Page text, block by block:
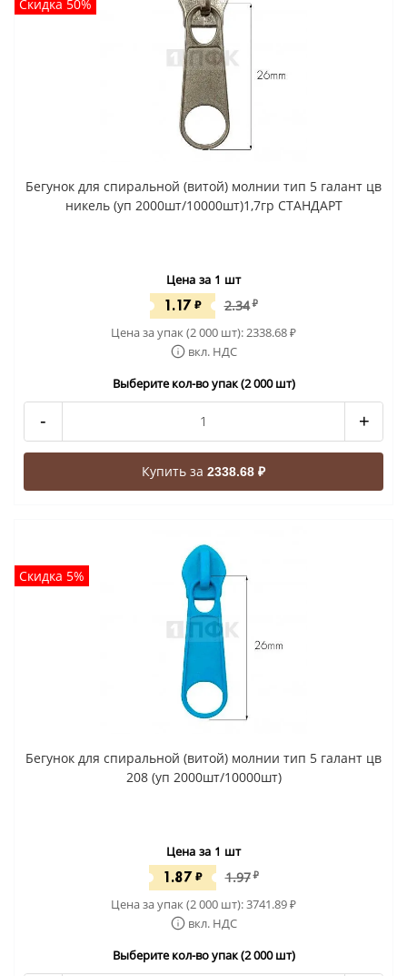
Скидка 50%
Бегунок для спиральной (витой) молнии тип 5 галант цв
никель (уп 2000шт/10000шт)1,7гр СТАНДАРТ
Цена за 1 шт
1.17 ₽ 2.34 ₽
Цена за упак (2 000 шт): 2338.68₽
вкл. НДС
Выберите кол-во упак (2 000 шт)
- +
Купить за 2338.68 ₽
Скидка 5%
Бегунок для спиральной (витой) молнии тип 5 галант цв
208 (уп 2000шт/10000шт)
Цена за 1 шт
1.87 ₽ 1.97 ₽
Цена за упак (2 000 шт):3741.89₽
вкл. НДС
Выберите кол-во упак (2 000 шт)